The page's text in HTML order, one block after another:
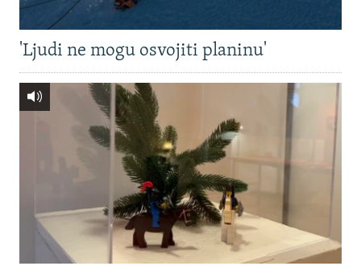
'Ljudi ne mogu osvojiti planinu'